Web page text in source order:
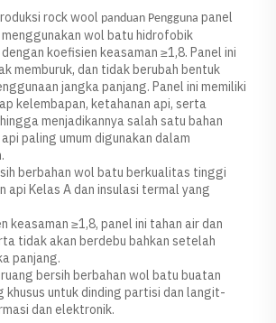
rock wool panduan Pengguna panel
wol batu hidrofobik
koefisien keasaman ≥1,8. Panel ini
memburuk, dan tidak berubah bentuk
jangka panjang. Panel ini memiliki
kelembapan, ketahanan api, serta
menjadikannya salah satu bahan
paling umum digunakan dalam
berbahan wol batu berkualitas tinggi
api Kelas A dan insulasi termal yang
keasaman ≥1,8, panel ini tahan air dan
tidak akan berdebu bahkan setelah
panjang.
bersih berbahan wol batu buatan
khusus untuk dinding partisi dan langit-
dan elektronik.